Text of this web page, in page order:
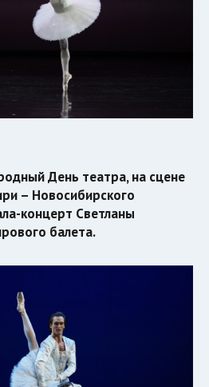
День театра, на сцене
– Новосибирского
концерт Светланы
балета.